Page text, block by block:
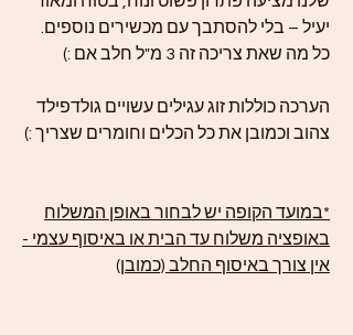
יעיל – בלי להסתבך עם מכשירים נוספים.
כל מה שאת צריכה זה 3 מ"ל חלב אם :)
הערכה כוללות זוג עגילים עשויים גולדפילד
צהוב וכמובן את כל הכלים וחומרים שצריך :)
*במועד הקופה יש לבחור באופן המשלוח
באופציה משלוח עד הבית או באיסוף עצמי -
אין צורך באיסוף החלב (כמובן)